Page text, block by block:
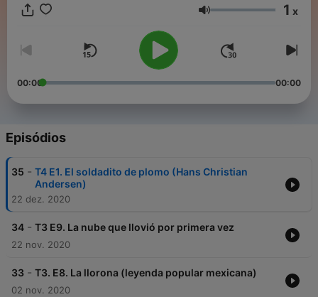
Volume 1 x
00:00 00:00
Episódios
35 - T4 E1. El soldadito de plomo (Hans Christian
Andersen)
22 dez. 2020
34 - T3 E9. La nube que llovió por primera vez
22 nov. 2020
33 - T3. E8. La llorona (leyenda popular mexicana)
02 nov. 2020